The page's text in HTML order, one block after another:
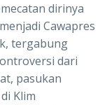
dirinya
Cawapres
tergabung
dari
pasukan
Klim